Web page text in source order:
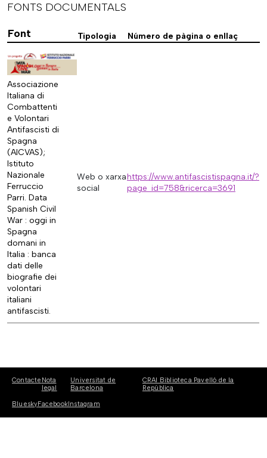
FONTS DOCUMENTALS
Font
Tipologia Número de pàgina o enllaç
Associazione
Italiana di
Combattenti
e Volontari
Antifascisti di
Spagna
(AICVAS);
Istituto
Nazionale
Ferruccio
Parri. Data
Spanish Civil
War : oggi in
Spagna
domani in
Italia : banca
dati delle
biografie dei
volontari
italiani
antifascisti.
Web o xarxa
social
https://www.antifascistispagna.it/?
page_id=758&ricerca=3691
Contacte Nota
legal
Universitat de
Barcelona
CRAI Biblioteca Pavelló de la
República
BlueskyFacebook Instagram